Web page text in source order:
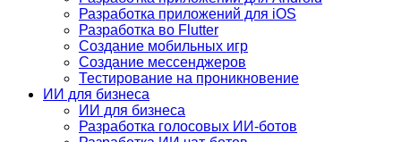
Разработка приложений для iOS
Разработка во Flutter
Создание мобильных игр
Создание мессенджеров
Тестирование на проникновение
ИИ для бизнеса
ИИ для бизнеса
Разработка голосовых ИИ-ботов